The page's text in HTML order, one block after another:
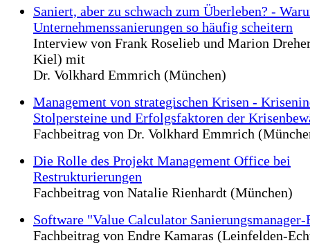
Saniert, aber zu schwach zum Überleben? -
Unternehmenssanierungen so häufig scheitern
Interview von Frank Roselieb und Marion
Kiel) mit
Dr. Volkhard Emmrich (München)
Management von strategischen Krisen -
Stolpersteine und Erfolgsfaktoren der
Fachbeitrag von Dr. Volkhard Emmrich
Die Rolle des Projekt Management Office bei
Restrukturierungen
Fachbeitrag von Natalie Rienhardt (München)
Software "Value Calculator
Fachbeitrag von Endre Kamaras (Leinfelden-